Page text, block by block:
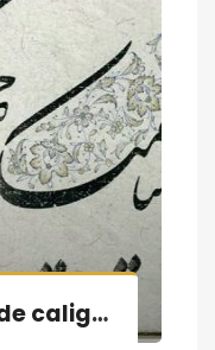
Muestra práctica de caligrafía persa, sesión IX